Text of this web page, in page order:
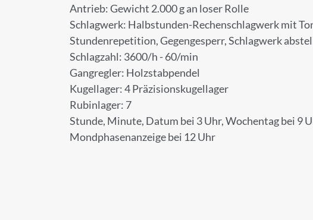
Antrieb: Gewicht 2.000 g an loser Rolle
Schlagwerk: Halbstunden-Rechenschlagwerk mit
Stundenrepetition, Gegengesperr, Schlagwerk
Schlagzahl: 3600/h - 60/min
Gangregler: Holzstabpendel
Kugellager: 4 Präzisionskugellager
Rubinlager: 7
Stunde, Minute, Datum bei 3 Uhr, Wochentag bei 9
Mondphasenanzeige bei 12 Uhr
Anrede